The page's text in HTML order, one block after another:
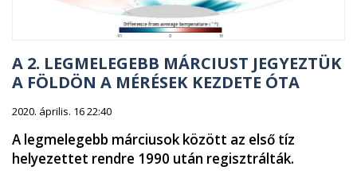
A 2. LEGMELEGEBB MÁRCIUST JEGYEZTÜK
A FÖLDÖN A MÉRÉSEK KEZDETE ÓTA
2020. április. 16 22:40
A legmelegebb márciusok között az első tíz
helyezettet rendre 1990 után regisztrálták.